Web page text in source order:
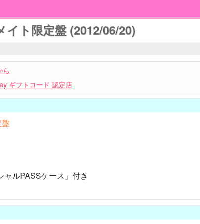
ト限定盤 (2012/06/20)
ら
ギフトコード 認定店
ルPASSケース」付き